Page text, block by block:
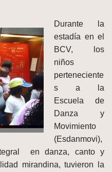
Durante la
estadía en el
BCV, los
niños
perteneciente
s a la
Escuela de
Danza y
Movimiento
(Esdanmovi),
en danza, canto y
mirandina, tuvieron la